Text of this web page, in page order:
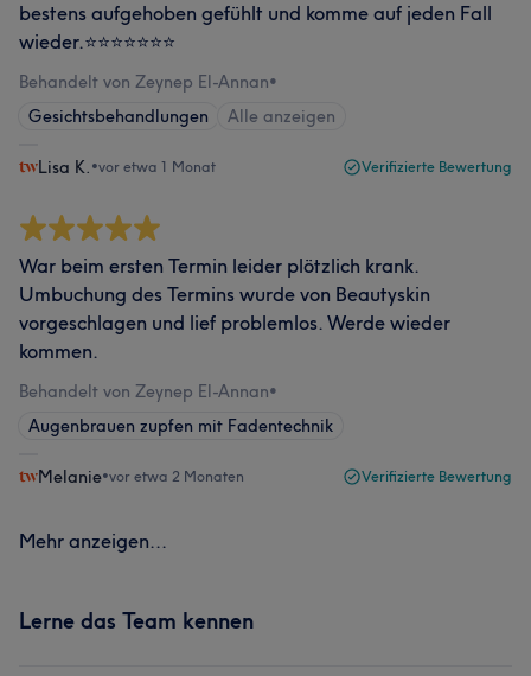
bestens aufgehoben gefühlt und komme auf jeden Fall
wieder.⭐️⭐️⭐️⭐️⭐️⭐️⭐
Behandelt von Zeynep El-Annan•
Gesichtsbehandlungen
Alle anzeigen
Lisa K. •vor etwa 1 Monat Verifizierte Bewertung
War beim ersten Termin leider plötzlich krank.
Umbuchung des Termins wurde von Beautyskin
vorgeschlagen und lief problemlos. Werde wieder
kommen.
Behandelt von Zeynep El-Annan•
Augenbrauen zupfen mit Fadentechnik
Melanie•vor etwa 2 Monaten Verifizierte Bewertung
Mehr anzeigen...
Lerne das Team kennen